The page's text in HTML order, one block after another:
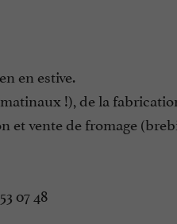
en estive.
!), de la
et vente de fromage
07 48